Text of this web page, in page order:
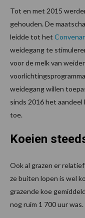
Tot en met 2015
gehouden. De
leidde tot het
weidegang te
voor de melk van
weidegang willen
sinds 2016 het
toe.
Koeien
Ook al grazen er
ze buiten lopen is wel
grazende koe
nog ruim 1 700 uur was.